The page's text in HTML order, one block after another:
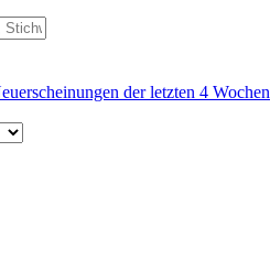
der letzten 4 Wochen